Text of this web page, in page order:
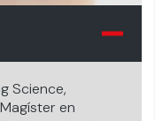
Science,
en